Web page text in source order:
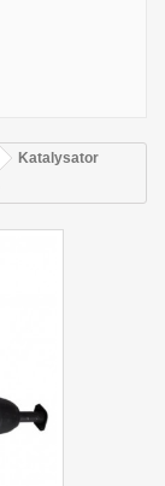
Katalysator